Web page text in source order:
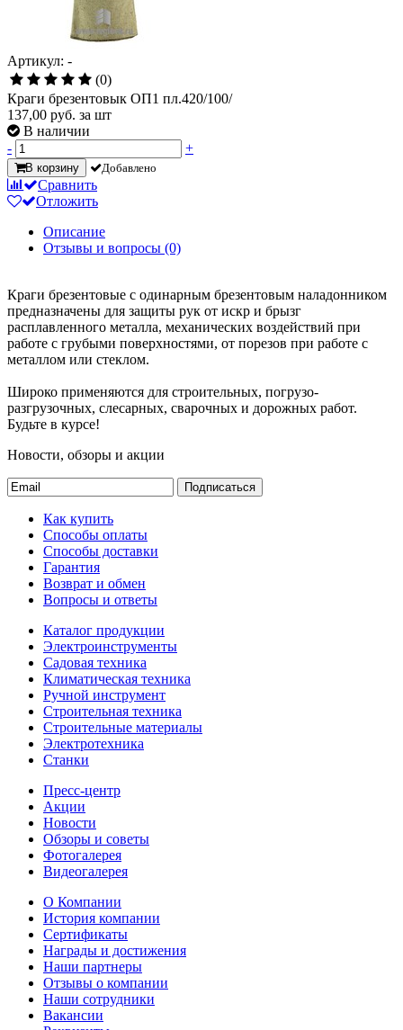
Артикул: -
(0)
Краги брезентовык ОП1 пл.420/100/
137,00 руб. за шт
В наличии
-
+
В корзину Добавлено
Сравнить
Отложить
Описание
Отзывы и вопросы (0)
Краги брезентовые с одинарным брезентовым наладонником
предназначены для защиты рук от искр и брызг
расплавленного металла, механических воздействий при
работе с грубыми поверхностями, от порезов при работе с
металлом или стеклом.
Широко применяются для строительных, погрузо-
разгрузочных, слесарных, сварочных и дорожных работ.
Будьте в курсе!
Новости, обзоры и акции
Подписаться
Как купить
Способы оплаты
Способы доставки
Гарантия
Возврат и обмен
Вопросы и ответы
Каталог продукции
Электроинструменты
Садовая техника
Климатическая техника
Ручной инструмент
Строительная техника
Строительные материалы
Электротехника
Станки
Пресс-центр
Акции
Новости
Обзоры и советы
Фотогалерея
Видеогалерея
О Компании
История компании
Сертификаты
Награды и достижения
Наши партнеры
Отзывы о компании
Наши сотрудники
Вакансии